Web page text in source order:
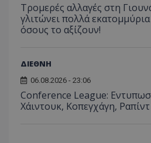
Τρομερές αλλαγές στη
γλιτώνει πολλά
όσους το αξίζουν!
ΔΙΕΘΝΗ
06.08.2026 - 23:06
Conference League:
Χάιντουκ, Κοπεγχάγη,